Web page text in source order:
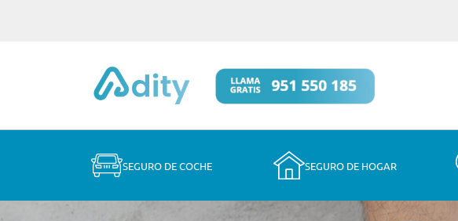
SEGURO DE COCHE SEGURO DE HOGAR